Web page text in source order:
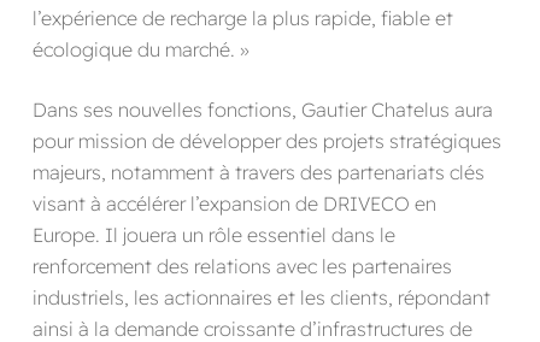
l’expérience de recharge la plus rapide, fiable et
écologique du marché. »
Dans ses nouvelles fonctions, Gautier Chatelus aura
pour mission de développer des projets stratégiques
majeurs, notamment à travers des partenariats clés
visant à accélérer l’expansion de DRIVECO en
Europe. Il jouera un rôle essentiel dans le
renforcement des relations avec les partenaires
industriels, les actionnaires et les clients, répondant
ainsi à la demande croissante d’infrastructures de